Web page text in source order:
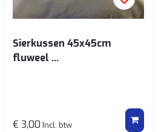
Sierkussen 45x45cm
fluweel
€ 3,00 Incl. btw